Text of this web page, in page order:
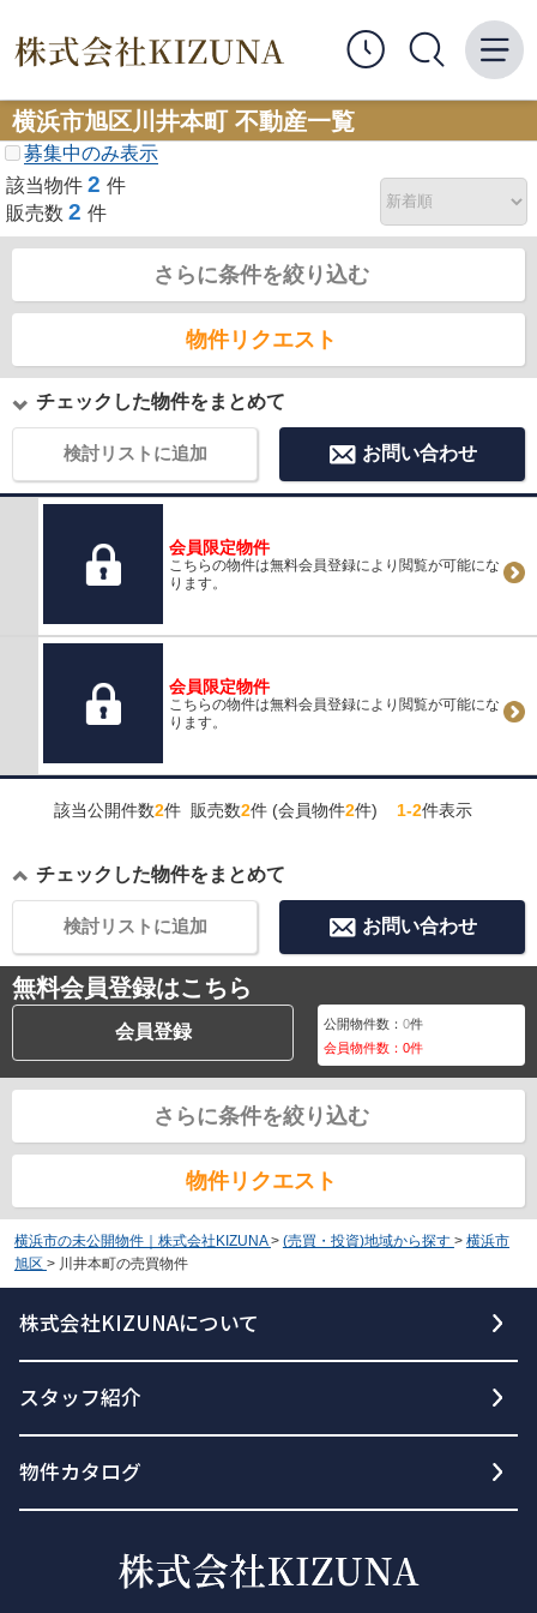
横浜市旭区川井本町 不動産一覧
募集中のみ表示
該当物件 2 件
販売数 2 件
さらに条件を絞り込む
物件リクエスト
チェックした物件をまとめて
検討リストに追加 お問い合わせ
会員限定物件
こちらの物件は無料会員登録により閲覧が可能にな
ります。
会員限定物件
こちらの物件は無料会員登録により閲覧が可能にな
ります。
該当公開件数2件 販売数2件 (会員物件2件) 1-2件表示
チェックした物件をまとめて
お問い合わせ
検討リストに追加
無料会員登録はこちら
会員登録 公開物件数：0件
会員物件数：0件
さらに条件を絞り込む
物件リクエスト
横浜市の未公開物件｜株式会社KIZUNA > (売買・投資)地域から探す > 横浜市
旭区 > 川井本町の売買物件
株式会社KIZUNAについて
スタッフ紹介
物件カタログ